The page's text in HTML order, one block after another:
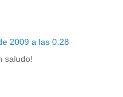
2009 a las 0:28
saludo!